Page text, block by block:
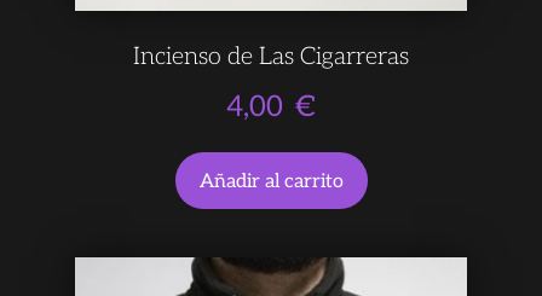
Incienso de Las Cigarreras
4,00 €
Añadir al carrito